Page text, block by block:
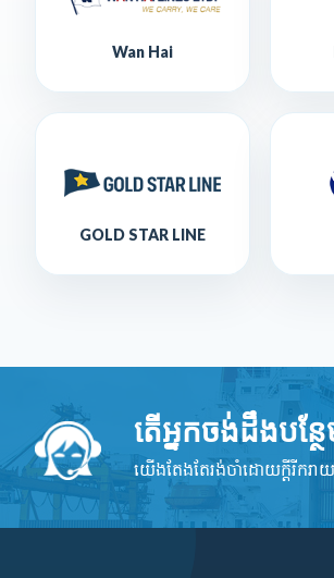
Wan Hai
GOLD STAR LINE
តើអ្នកចង់ដឹងបន្ថ
យើងតែងតែរង់ចាំដោយក្ដីរីករា